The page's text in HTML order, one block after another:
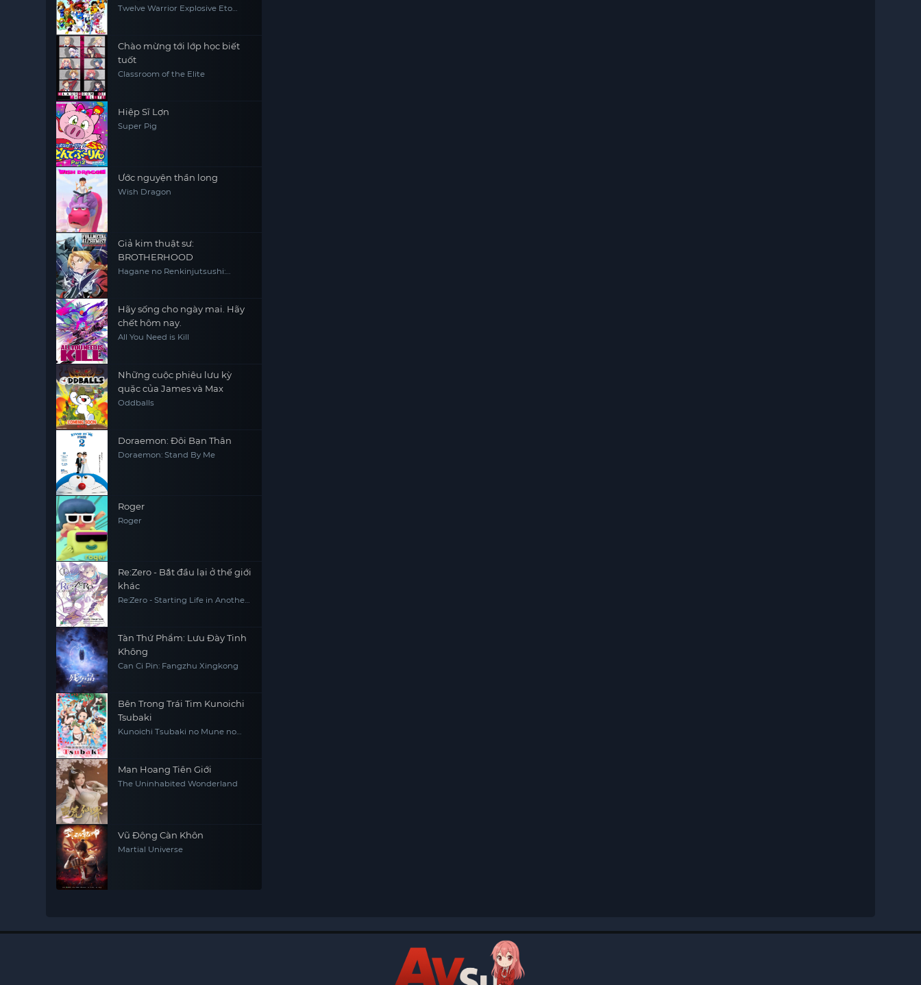
Twelve Warrior Explosive Eto
Chào mừng tới lớp học biết
tuốt
Classroom of the Elite
Hiệp Sĩ Lợn
Super Pig
Ước nguyện thần long
Wish Dragon
Giả kim thuật sư:
BROTHERHOOD
Hagane no Renkinjutsushi:
Hãy sống cho ngày mai. Hãy
chết hôm nay.
All You Need is Kill
Những cuộc phiêu lưu kỳ
quặc của James và Max
Oddballs
Doraemon: Đôi Bạn Thân
Doraemon: Stand By Me
Roger
Roger
Re:Zero - Bắt đầu lại ở thế giới
khác
Re:Zero - Starting Life in Another
Tàn Thứ Phẩm: Lưu Đày Tinh
Không
Can Ci Pin: Fangzhu Xingkong
Bên Trong Trái Tim Kunoichi
Tsubaki
Kunoichi Tsubaki no Mune no
Man Hoang Tiên Giới
The Uninhabited Wonderland
Vũ Động Càn Khôn
Martial Universe